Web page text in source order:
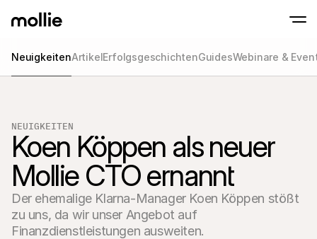
Empfangen Sie
Terminals und
Mollie-Checkout
Personalisieren Sie
für eine höhere
Wiederkehrende
NeuigkeitenArtikelErfolgsgeschichtenGuidesWebinare &
NEUIGKEITEN
Koen Köppen als neuer
Mollie CTO ernannt
Der ehemalige Klarna-Manager Koen Köppen stößt
zu uns, da wir unser Angebot auf
Finanzdienstleistungen ausweiten.